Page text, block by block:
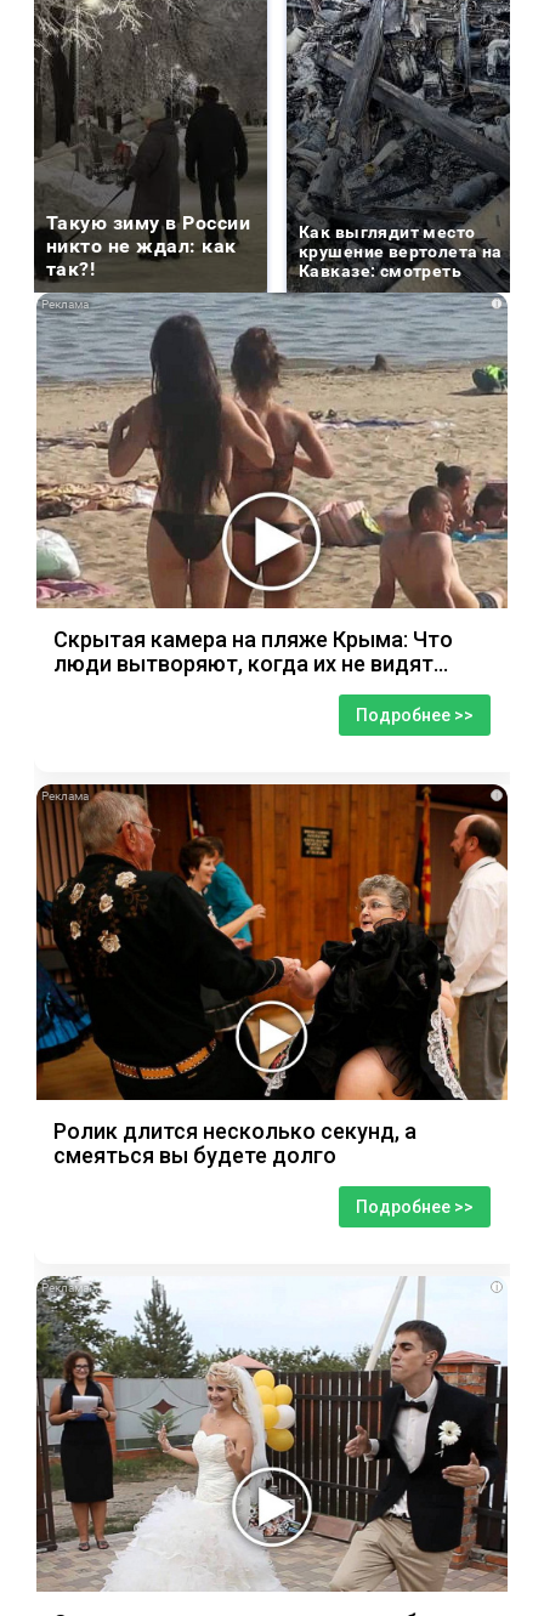
Такую зиму в России
никто не ждал: как
так?!
Как выглядит место
крушение вертолета на
Кавказе: смотреть
i
Скрытая камера на пляже Крыма: Что
люди вытворяют, когда их не видят...
Подробнее >>
i
Ролик длится несколько секунд, а
смеяться вы будете долго
Подробнее >>
i